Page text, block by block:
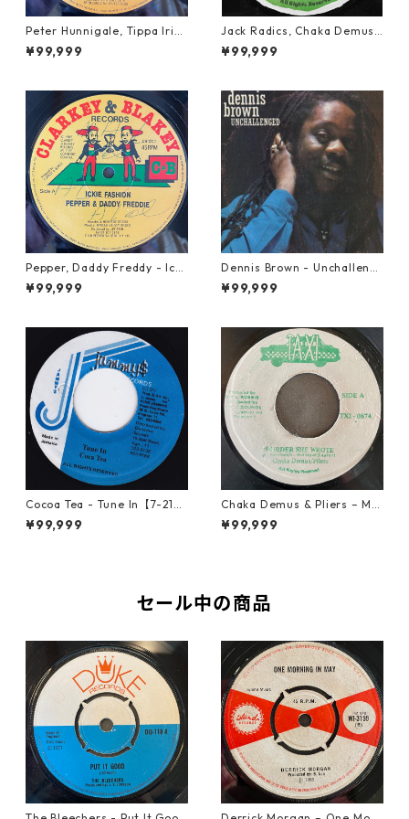
Peter Hunnigale, Tippa Irie
- Raggamuffin Girl【12-50
045】
¥99,999
Jack Radics, Chaka Demus
& Pliers - Twist And Shout
【7-21830】
¥99,999
Pepper, Daddy Freddy - Icki
e Fashion【12-50044】
¥99,999
Dennis Brown - Unchalleng
ed【LP-70046】
¥99,999
Cocoa Tea - Tune In【7-2187
2】
¥99,999
Chaka Demus & Pliers – Mu
rder She Wrote【7-21777】
¥99,999
セール中の商品